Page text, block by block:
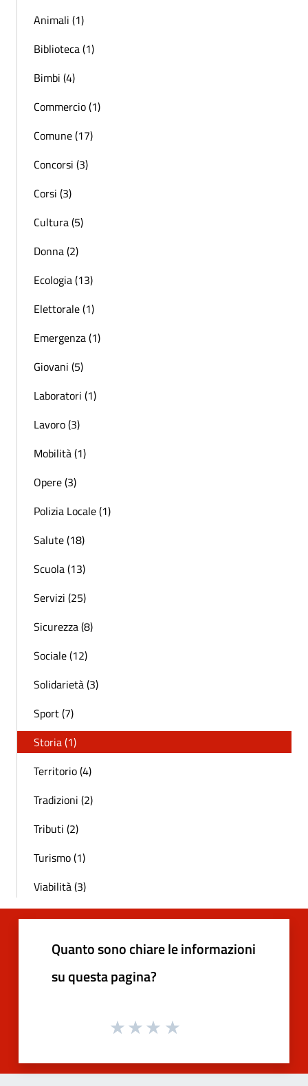
Animali (1)
Biblioteca (1)
Bimbi (4)
Commercio (1)
Comune (17)
Concorsi (3)
Corsi (3)
Cultura (5)
Donna (2)
Ecologia (13)
Elettorale (1)
Emergenza (1)
Giovani (5)
Laboratori (1)
Lavoro (3)
Mobilità (1)
Opere (3)
Polizia Locale (1)
Salute (18)
Scuola (13)
Servizi (25)
Sicurezza (8)
Sociale (12)
Solidarietà (3)
Sport (7)
Storia (1)
Territorio (4)
Tradizioni (2)
Tributi (2)
Turismo (1)
Viabilità (3)
Quanto sono chiare le informazioni
su questa pagina?